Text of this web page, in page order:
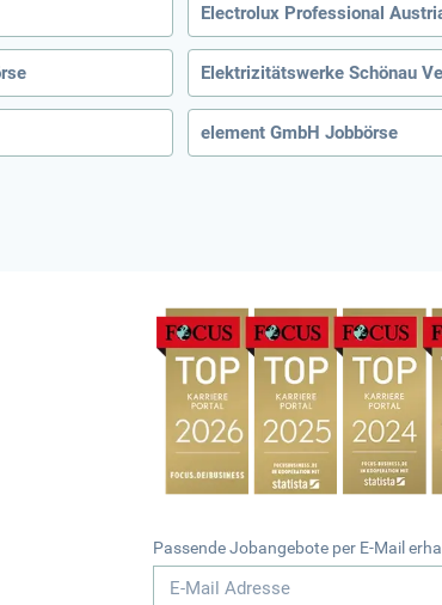
Electrolux Professional
Elektrizitätswerke Schönau
element GmbH Jobbörse
Passende Jobangebote per E-Mail